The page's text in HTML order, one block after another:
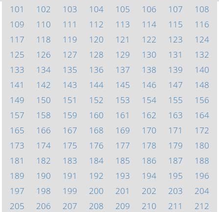
101
102 103 104 105 106 107
108
109
110 111 112 113 114 115
116
117
118 119 120 121 122 123
124
125
126 127 128 129 130 131
132
133
134 135 136 137 138 139
140
141
142 143 144 145 146 147
148
149
150 151 152 153 154 155
156
157
158 159 160 161 162 163
164
165
166 167 168 169 170 171
172
173
174 175 176 177 178 179
180
181
182 183 184 185 186 187
188
189
190 191 192 193 194 195
196
197
198 199 200 201 202 203
204
205
206 207 208 209 210 211
212